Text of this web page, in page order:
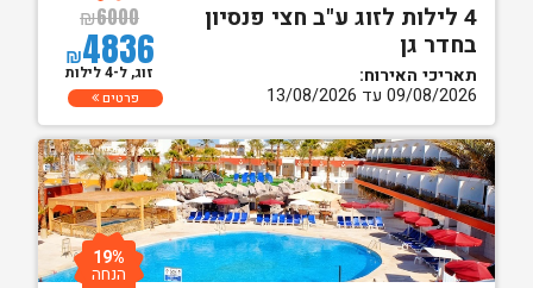
4 לילות לזוג ע"ב חצי פנסיון
בחדר גן
תאריכי האירוח:
09/08/2026 עד 13/08/2026
₪6000
₪4836
זוג, ל-4 לילות
פרטים
19%
הנחה